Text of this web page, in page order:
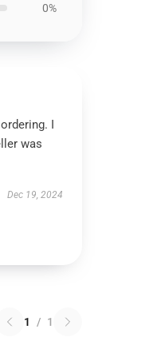
0%
I
was
Dec 19, 2024
1 / 1